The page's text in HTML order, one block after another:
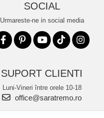
SOCIAL
Urmareste-ne in social media
SUPORT CLIENTI
Luni-Vineri între orele 10-18
office@saratremo.ro